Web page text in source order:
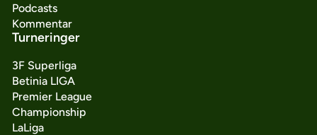
Podcasts
Kommentar
Turneringer
3F Superliga
Betinia LIGA
Premier League
Championship
LaLiga